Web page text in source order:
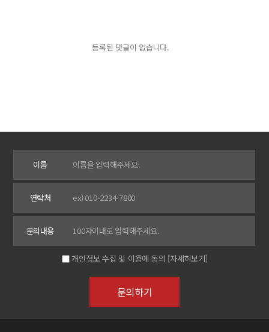
등록된 댓글이 없습니다.
이름
연락처
문의내용
개인정보 수집 및 이용에 동의 [자세히보기]